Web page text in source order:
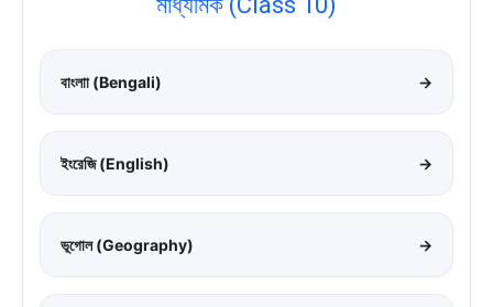
বাংলাা (Bengali) →
ইংরেজি (English) →
ভূগোল (Geography) →